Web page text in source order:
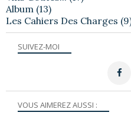
SUIVEZ-MOI
VOUS AIMEREZ AUSSI :
Album (13)
Les Cahiers Des Charges